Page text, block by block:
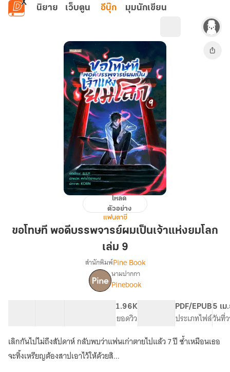
ข้ามไปยังเนื้อหาหลัก
นิยาย เว็บตูน อีบุ๊ก มุมนักเขียน
ขอโทษ
พอดี
เป็น
แห่ง
ยมโลก
เล่ม
9
โหลด
ตัวอย่าง
แฟนตาซี
ขอโทษที พอดีบรรพจารย์ผมเป็นเจ้าแห่งยมโลก
เล่ม 9
เรื่อง
ขอโทษ
ที
พอดี
บร
รพ
จาร
ย์
ผม
สำนักพิมพ์Pine Book
นามปากกา
Pinebook
1.96K
ยอดวิว
PDF/EPUB
ประเภทไฟล์
5 เม
วันที่
เลิกกันไปไม่ถึงสัปดาห์ กลับพบว่าแฟนเก่าตายไปแล้ว 7 ปี ซ้ำเหมือนเธอ
จะทิ้งเหรียญต้องสาปเอาไว้ให้ด้วยสิ...